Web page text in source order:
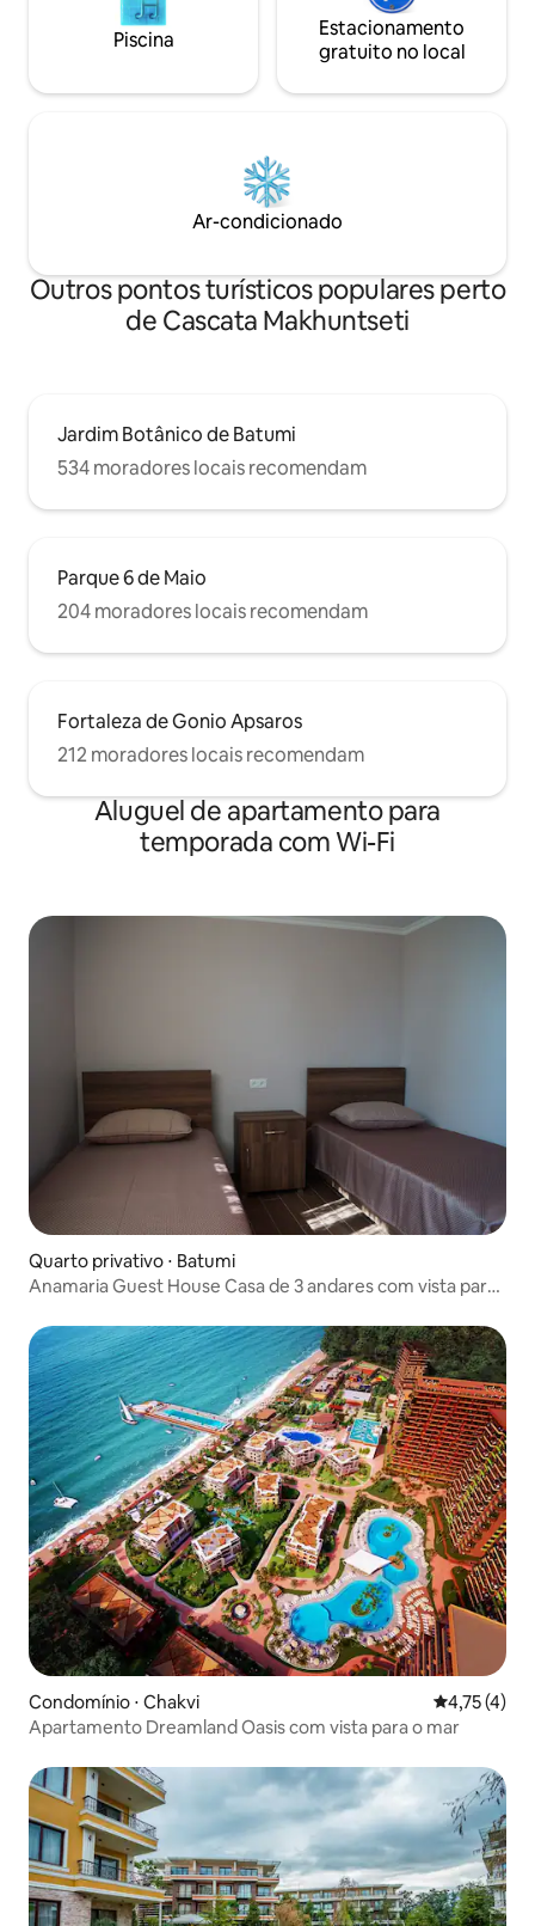
Piscina
Estacionamento
gratuito no local
Ar-condicionado
Outros pontos turísticos populares perto
de Cascata Makhuntseti
Jardim Botânico de Batumi
534 moradores locais recomendam
Parque 6 de Maio
204 moradores locais recomendam
Fortaleza de Gonio Apsaros
212 moradores locais recomendam
Aluguel de apartamento para
temporada com Wi-Fi
Quarto privativo ⋅ Batumi
Anamaria Guest House Casa de 3 andares com vista para
Condomínio ⋅ Chakvi 4,75 de
4,75 (4)
Apartamento Dreamland Oasis com vista para o mar